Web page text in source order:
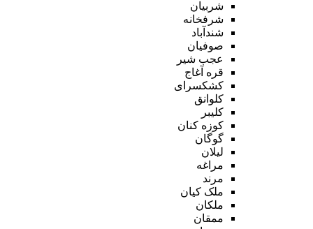
شربیان
شرفخانه
شندآباد
صوفیان
عجب شیر
قره آغاج
کشکسرای
کلوانق
کلیبر
کوزه کنان
گوگان
لیلان
مراغه
مرند
ملک کیان
ملکان
ممقان